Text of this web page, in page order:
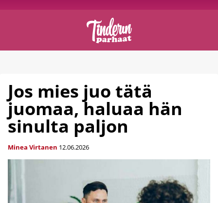
Jos mies juo tätä
juomaa, haluaa hän
sinulta paljon
Minea Virtanen 12.06.2026